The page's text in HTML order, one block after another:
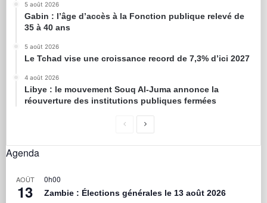
5 août 2026
Gabin : l’âge d’accès à la Fonction publique relevé de
35 à 40 ans
5 août 2026
Le Tchad vise une croissance record de 7,3% d’ici 2027
4 août 2026
Libye : le mouvement Souq Al-Juma annonce la
réouverture des institutions publiques fermées
Agenda
AOÛT
13
0h00
Zambie : Élections générales le 13 août 2026